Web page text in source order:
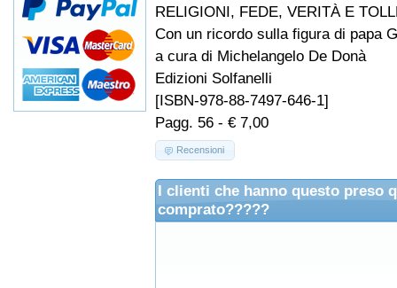
RELIGIONI, FEDE, VERITÀ E
Con un ricordo sulla figura di papa
a cura di Michelangelo De Donà
Edizioni Solfanelli
[ISBN-978-88-7497-646-1]
Pagg. 56 - € 7,00
Recensioni
I clienti che hanno questo preso
comprato?????